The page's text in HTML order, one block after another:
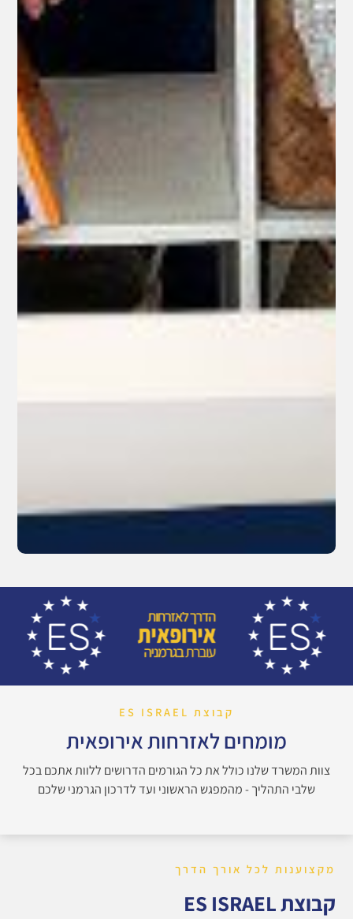
קבוצת ES ISRAEL
מומחים לאזרחות אירופאית
צוות המשרד שלנו כולל את כל הגורמים הדרושים ללוות אתכם בכל
שלבי התהליך - מהמפגש הראשוני ועד לדרכון הגרמני שלכם
מקצוענות לכל אורך הדרך
קבוצת ES ISRAEL